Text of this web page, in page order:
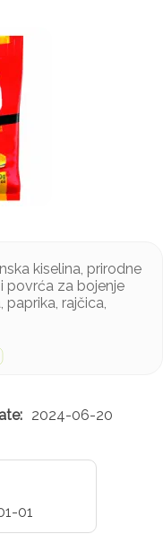
kiselina, prirodne
povrća za bojenje
paprika, rajčica,
2024-06-20
01